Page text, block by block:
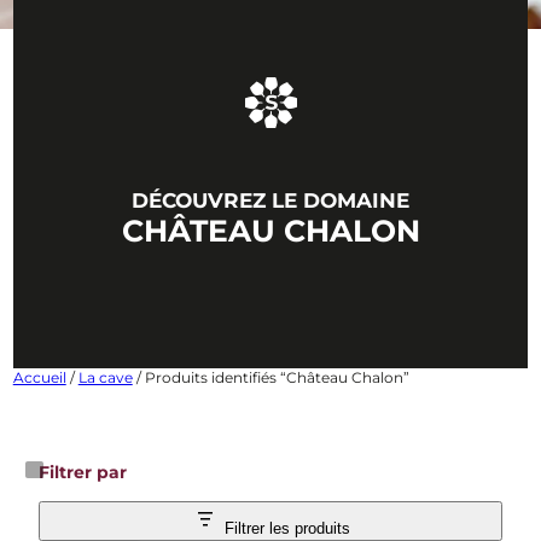
DÉCOUVREZ LE DOMAINE
CHÂTEAU CHALON
Accueil / La cave/ Produits identifiés “Château Chalon”
Filtrer par
Filtrer les produits